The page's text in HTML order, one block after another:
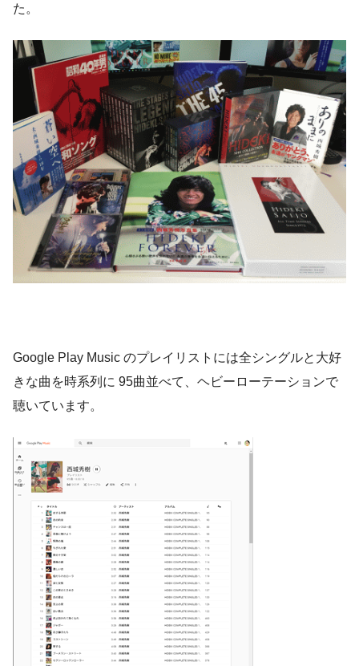
た。
Google Play Music のプレイリストには全シングルと大好
きな曲を時系列に 95曲並べて、ヘビーローテーションで
聴いています。